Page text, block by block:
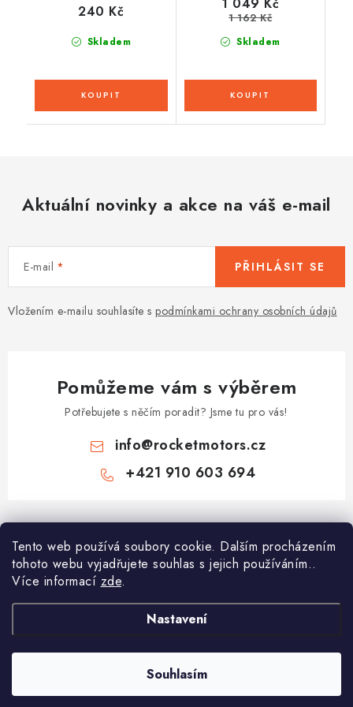
Tento web používá soubory cookie. Dalším procházením
tohoto webu vyjadřujete souhlas s jejich používáním..
Více informací zde.
Nastavení
Souhlasím
Skladem
240 Kč
Skladem
1 162 Kč
Aktuální novinky a akce na váš e-mail
E-mail
Vložením e-mailu souhlasíte s podmínkami ochrany osobních údajů
PŘIHLÁSIT SE
Pomůžeme vám s výběrem
Potřebujete s něčím poradit? Jsme tu pro vás!
info@rocketmotors.cz
+421 910 603 694
Z
á
Najdete nás
Informace pro vás
Dětské čtyřkolky
ROCKETMOTORS.cz. Všechna práva vyhrazena.